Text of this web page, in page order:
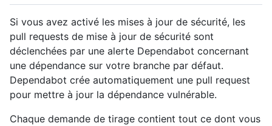
Si vous avez activé les mises à jour de sécurité, les
pull requests de mise à jour de sécurité sont
déclenchées par une alerte Dependabot concernant
une dépendance sur votre branche par défaut.
Dependabot crée automatiquement une pull request
pour mettre à jour la dépendance vulnérable.
Chaque demande de tirage contient tout ce dont vous